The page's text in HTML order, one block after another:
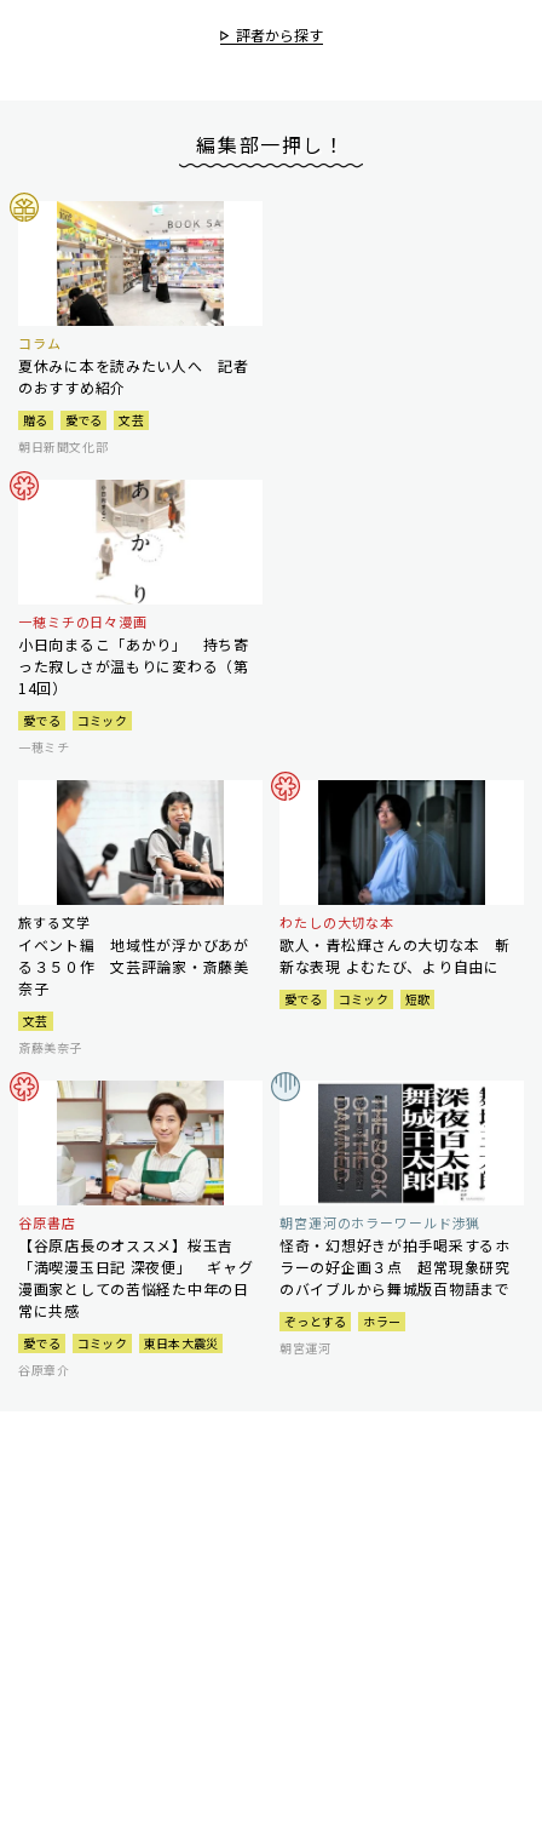
評者から探す
編集部一押し！
コラム
夏休みに本を読みたい人へ 記者
のおすすめ紹介
贈る 愛でる
文芸
朝日新聞文化部
一穂ミチの日々漫画
小日向まるこ「あかり」 持ち寄
った寂しさが温もりに変わる（第
14回）
愛でる
コミック
一穂ミチ
旅する文学
イベント編 地域性が浮かびあが
る３５０作 文芸評論家・斎藤美
奈子
文芸
斎藤美奈子
わたしの大切な本
歌人・青松輝さんの大切な本 斬
新な表現 よむたび、より自由に
愛でる コミック 短歌
谷原書店
【谷原店長のオススメ】桜玉吉
「満喫漫玉日記 深夜便」 ギャグ
漫画家としての苦悩経た中年の日
常に共感
愛でる コミック
東日本大震災
谷原章介
朝宮運河のホラーワールド渉猟
怪奇・幻想好きが拍手喝采するホ
ラーの好企画３点 超常現象研究
のバイブルから舞城版百物語まで
ぞっとする
ホラー
朝宮運河